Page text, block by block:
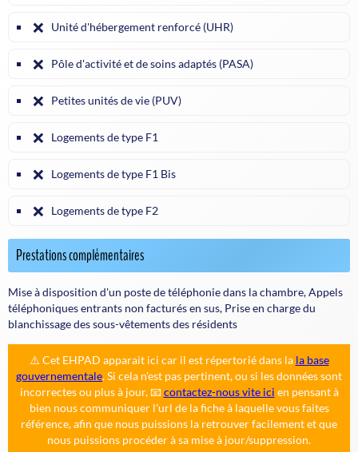
❌ Unité d'hébergement renforcé (UHR)
❌ Pôle d'activité et de soins adaptés (PASA)
❌ Petites unités de vie (PUV)
❌ Logements de type F1
❌ Logements de type F1 Bis
❌ Logements de type F2
Prestations complémentaires
Mise à disposition d'un poste de téléphonie dans la chambre, Appels
téléphoniques entrants non facturés en sus, Prise en charge du
blanchissage des sous-vêtements des résidents
⚠️ Cet EHPAD apparait ici car il est répertorié dans la la base
gouvernementale. Si cela n'est pas pertinent, ou si les données sont
incorrectes ou plus à jour, 📧contactez-nous vite ici en pensant à
bien nous communiquer l'url de la fiche à laquelle vous faites
référence, afin que nous puissions la retrouver facilement et que
nous puissions procéder à sa mise à jour/suppression.